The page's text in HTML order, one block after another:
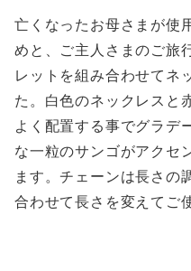
亡くなったお母さまが使
めと、ご主人さまのご旅
レットを組み合わせてネ
た。白色のネックレスと
よく配置する事でグラデ
な一粒のサンゴがアクセ
ます。チェーンは長さの
合わせて長さを変えてご